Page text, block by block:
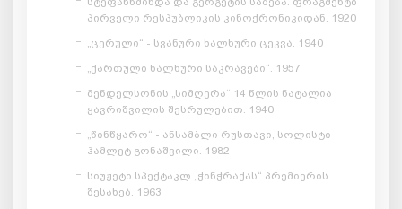
პირველი რესპუბლიკის კინოქრონიკიდან. 1920
„ცერული“ - სვანური ხალხური ცეკვა. 1940
„ქართული ხალხური საკრავები“. 1957
მენდელსონის „სიმღერა“ 14 წლის ნატალია
ყავრიშვილის შესრულებით. 1940
„წინწყარო“ - ანსამბლი რუსთავი, სოლისტი
ჰამლეტ გონაშვილი. 1982
სიუჟეტი სპექტაკლ „ჭინჭრაქას“ პრემიერის
შესახებ. 1963